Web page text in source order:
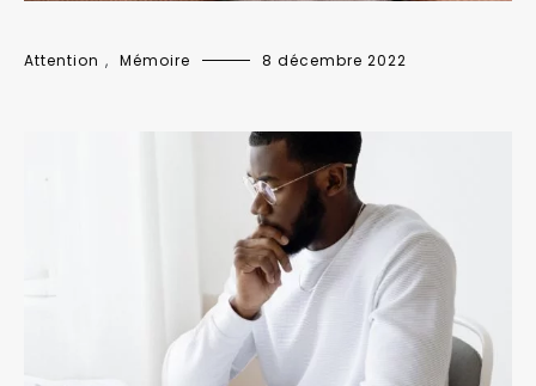
Attention , Mémoire 8 décembre 2022